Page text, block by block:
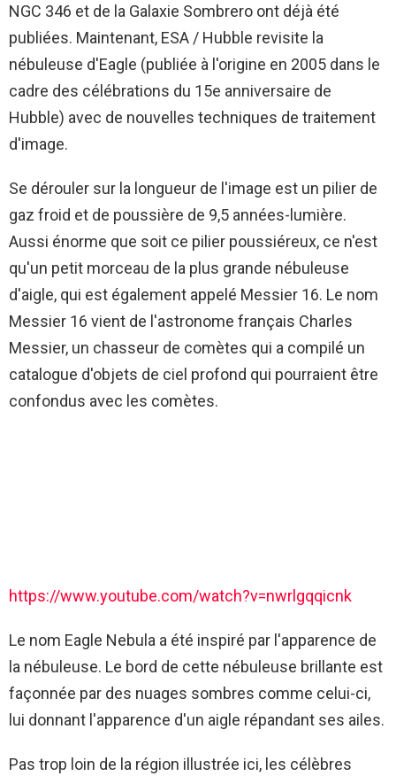
NGC 346 et de la Galaxie Sombrero ont déjà été
publiées. Maintenant, ESA / Hubble revisite la
nébuleuse d'Eagle (publiée à l'origine en 2005 dans le
cadre des célébrations du 15e anniversaire de
Hubble) avec de nouvelles techniques de traitement
d'image.
Se dérouler sur la longueur de l'image est un pilier de
gaz froid et de poussière de 9,5 années-lumière.
Aussi énorme que soit ce pilier poussiéreux, ce n'est
qu'un petit morceau de la plus grande nébuleuse
d'aigle, qui est également appelé Messier 16. Le nom
Messier 16 vient de l'astronome français Charles
Messier, un chasseur de comètes qui a compilé un
catalogue d'objets de ciel profond qui pourraient être
confondus avec les comètes.
https://www.youtube.com/watch?v=nwrlgqqicnk
Le nom Eagle Nebula a été inspiré par l'apparence de
la nébuleuse. Le bord de cette nébuleuse brillante est
façonnée par des nuages ​​sombres comme celui-ci,
lui donnant l'apparence d'un aigle répandant ses ailes.
Pas trop loin de la région illustrée ici, les célèbres